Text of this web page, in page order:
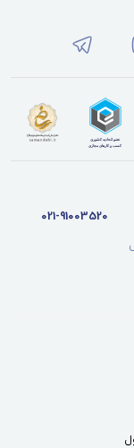
021-91003520